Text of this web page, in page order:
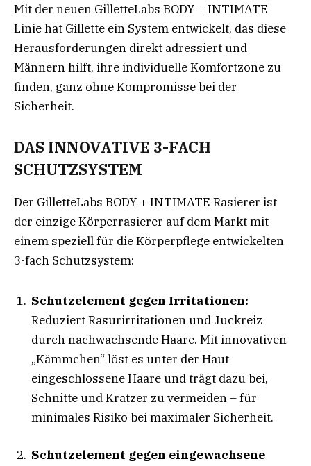
Mit der neuen GilletteLabs BODY + INTIMATE
Linie hat Gillette ein System entwickelt, das diese
Herausforderungen direkt adressiert und
Männern hilft, ihre individuelle Komfortzone zu
finden, ganz ohne Kompromisse bei der
Sicherheit.
DAS INNOVATIVE 3-FACH
SCHUTZSYSTEM
Der GilletteLabs BODY + INTIMATE Rasierer ist
der einzige Körperrasierer auf dem Markt mit
einem speziell für die Körperpflege entwickelten
3-fach Schutzsystem:
Schutzelement gegen Irritationen:
Reduziert Rasurirritationen und Juckreiz
durch nachwachsende Haare. Mit innovativen
„Kämmchen“ löst es unter der Haut
eingeschlossene Haare und trägt dazu bei,
Schnitte und Kratzer zu vermeiden – für
minimales Risiko bei maximaler Sicherheit.
Schutzelement gegen eingewachsene